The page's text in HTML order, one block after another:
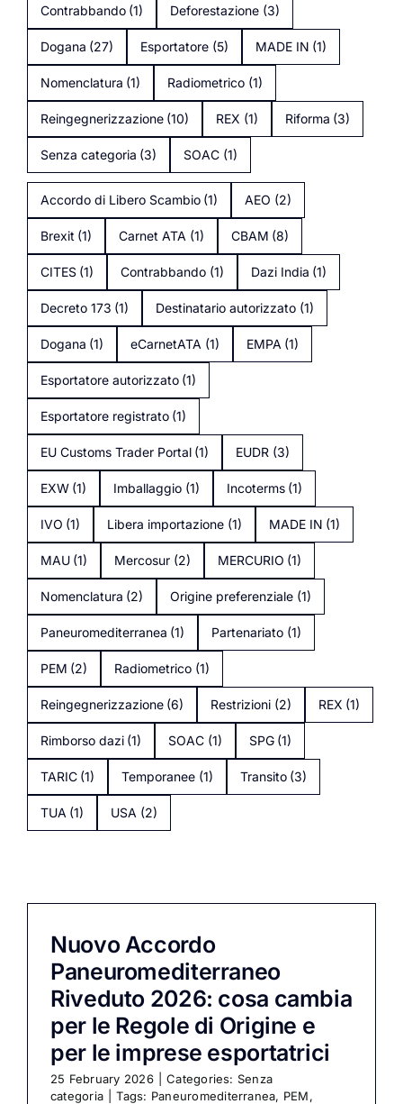
Contrabbando (1) Deforestazione (3)
Dogana (27) Esportatore (5) MADE IN (1)
Nomenclatura (1) Radiometrico (1)
Reingegnerizzazione (10) REX (1) Riforma (3)
Senza categoria (3) SOAC (1)
Accordo di Libero Scambio (1) AEO (2)
Brexit (1) Carnet ATA (1) CBAM (8)
CITES (1) Contrabbando (1) Dazi India (1)
Decreto 173 (1) Destinatario autorizzato (1)
Dogana (1) eCarnetATA (1) EMPA (1)
Esportatore autorizzato (1)
Esportatore registrato (1)
EU Customs Trader Portal (1) EUDR (3)
EXW (1) Imballaggio (1) Incoterms (1)
IVO (1) Libera importazione (1) MADE IN (1)
MAU (1) Mercosur (2) MERCURIO (1)
Nomenclatura (2) Origine preferenziale (1)
Paneuromediterranea (1) Partenariato (1)
PEM (2) Radiometrico (1)
Reingegnerizzazione (6) Restrizioni (2) REX (1)
Rimborso dazi (1) SOAC (1) SPG (1)
TARIC (1) Temporanee (1) Transito (3)
TUA (1) USA (2)
Nuovo Accordo
Paneuromediterraneo
Riveduto 2026: cosa cambia
per le Regole di Origine e
per le imprese esportatrici
25 February 2026 Categories: Senza
categoria
Tags: Paneuromediterranea, PEM,